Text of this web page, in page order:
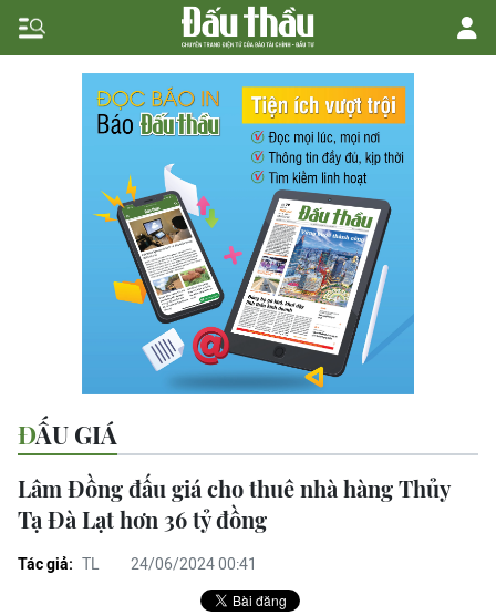
ĐẤU GIÁ
Lâm Đồng đấu giá cho thuê nhà hàng Thủy
Tạ Đà Lạt hơn 36 tỷ đồng
Tác giả: TL 24/06/2024 00:41